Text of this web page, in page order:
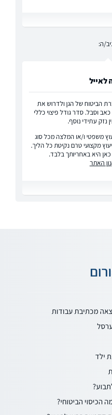
ה:
לאייל
הביטוח של הגן ולדרוש את
וסבל. סדר גודל פיצוי כללי
משפטי ו/או המלצה מכל סוג
מקצועי טרם נקיטת כל הליך.
היא באחריותך בלבד.
האתר
מכתיבת עבודות
ילד
הכיסוי הביטוחי?